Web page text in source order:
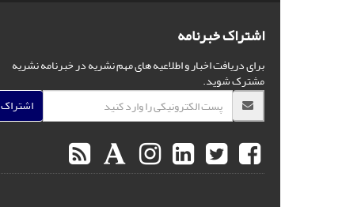
اشتراک خبرنامه
برای دریافت اخبار و اطلاعیه های مهم نشریه در خبرنامه نشریه
مشترک شوید.
اشتراک